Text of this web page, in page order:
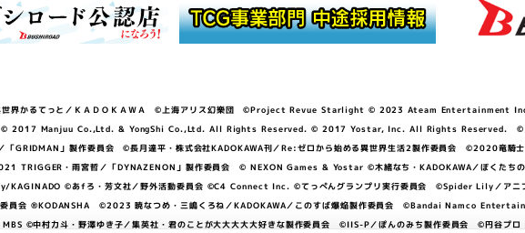
かるてっと／ＫＡＤＯＫＡＷＡ ©上海アリス幻樂団 ©Project Revue Starlight © 2023 Ateam Entertainment
© 2017 Manjuu Co.,Ltd. & YongShi Co.,Ltd. All Rights Reserved. © 2017 Yostar, Inc. All Rights
」製作委員会 ©長月達平・株式会社KADOKAWA刊／Re:ゼロから始める異世界生活2製作委員会 ©2020竜騎
・雨宮哲／「DYNAZENON」製作委員会 © NEXON Games & Yostar ©木緒なち・KADOKAWA／ぼくたちのリ
©あfろ・芳文社／野外活動委員会 ©C4 Connect Inc. ©てっぺんグランプリ実行委員会 ©Spider Lily／アニ
委員会 ®KODANSHA ©2023 暁なつめ・三嶋くろね／KADOKAWA／このすば爆焔製作委員会 ©Bandai Namco
MBS ©中村力斗・野澤ゆき子／集英社・君のことが大大大大大好きな製作委員会 ©IIS-P／ぽんのみち製作委員会 ©円谷プ